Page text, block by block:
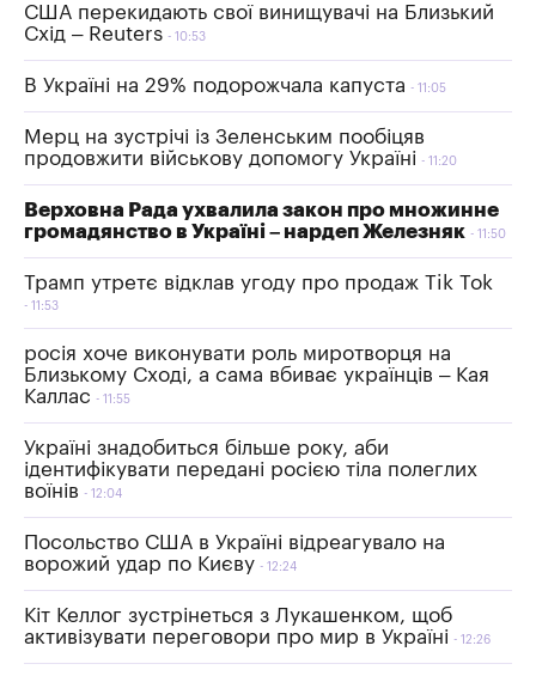
США перекидають свої винищувачі на Близький
Схід – Reuters
10:53
В Україні на 29% подорожчала капуста 11:05
Мерц на зустрічі із Зеленським пообіцяв
продовжити військову допомогу Україні
11:20
Верховна Рада ухвалила закон про множинне
громадянство в Україні – нардеп Железняк
11:50
Трамп утретє відклав угоду про продаж Tik Tok
11:53
росія хоче виконувати роль миротворця на
Близькому Сході, а сама вбиває українців – Кая
Каллас
11:55
Україні знадобиться більше року, аби
ідентифікувати передані росією тіла полеглих
воїнів
12:04
Посольство США в Україні відреагувало на
ворожий удар по Києву
12:24
Кіт Келлог зустрінеться з Лукашенком, щоб
активізувати переговори про мир в Україні
12:26